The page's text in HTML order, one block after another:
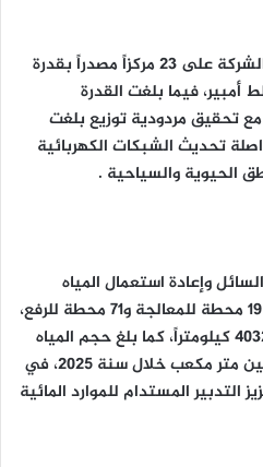
أما في قطاع الكهرباء، فتتوفر الشركة على 23 مركزاً مصدراً بقدرة
1307,7 ميغافولط أمبير، فيما بلغت القدرة
أمبير، مع تحقيق مردودية توزيع بلغت
تحديث الشبكات الكهربائية
الحيوية والسياحية .
وإعادة استعمال المياه
العادمة المعالجة، تدبر الشركة 19 محطة للمعالجة و71 محطة للرفع،
عبر شبكة تمتد على أكثر من 4032 كيلومتراً، كما بلغ حجم المياه
المعاد استعمالها حوالي 7 ملايين متر مكعب خلال سنة 2025، في
التدبير المستدام للموارد المائية